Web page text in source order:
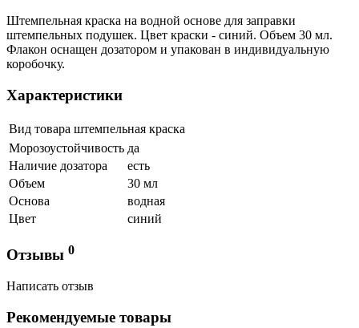
Штемпельная краска на водной основе для заправки
штемпельных подушек. Цвет краски - синий. Объем 30 мл.
Флакон оснащен дозатором и упакован в индивидуальную
коробочку.
Характеристики
Вид товара штемпельная краска
Морозоустойчивость да
Наличие дозатора
есть
Объем
30 мл
Основа
водная
Цвет
синий
Отзывы 0
Написать отзыв
Рекомендуемые товары